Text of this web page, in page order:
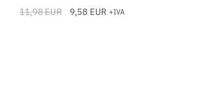
11,98EUR
El 9,58 EUR
El +IVA